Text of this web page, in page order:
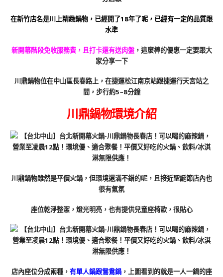
在新竹店名是川上精緻鍋物，已經開了18年了呢，已經有一定的品質跟
水準
新開幕階段免收服務費，且打卡還有送肉盤，這麼棒的優惠一定要跟大
家分享一下
川鼎鍋物位在中山區長春路上，在捷運松江南京站跟捷運行天宮站之
間，步行約5~8分鐘
川鼎鍋物環境介紹
川鼎鍋物雖然是平價火鍋，但環境還滿不錯的呢，且接近聖誕節店內也
很有氣氛
座位乾淨整潔，燈光明亮，也有提供兒童座椅歐，很貼心
店內座位分成兩種， 有單人鍋跟鴛鴦鍋，上圖看到的就是一人一鍋的座